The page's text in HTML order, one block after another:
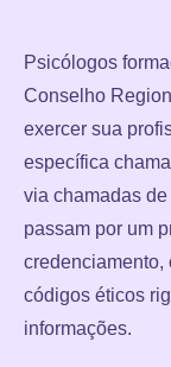
Psicólogos
Conselho
exercer sua
específica
via chamadas
passam por um
credenciamento,
códigos éticos
informações.